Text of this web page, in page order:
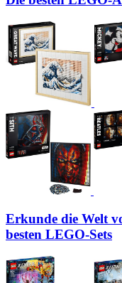
Erkunde die Welt
besten LEGO-Sets